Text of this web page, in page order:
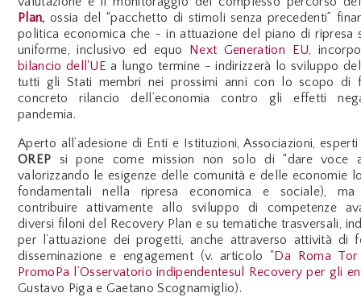
Plan, ossia del “pacchetto di stimoli senza precedenti”
politica economica che - in attuazione del piano di ripresa
uniforme, inclusivo ed equo Next Generation EU,
bilancio dell'UE a lungo termine - indirizzerà lo sviluppo
tutti gli Stati membri nei prossimi anni con lo scopo di
concreto rilancio dell’economia contro gli effetti
pandemia.
Aperto all’adesione di Enti e Istituzioni, Associazioni,
OREP si pone come mission non solo di “dare voce
valorizzando le esigenze delle comunità e delle economie
fondamentali nella ripresa economica e sociale),
contribuire attivamente allo sviluppo di competenze
diversi filoni del Recovery Plan e su tematiche trasversali,
per l’attuazione dei progetti, anche attraverso attività di
disseminazione e engagement (v. articolo "Da Roma Tor
PromoPa l’Osservatorio indipendentesul Recovery per gli
Gustavo Piga e Gaetano Scognamiglio).